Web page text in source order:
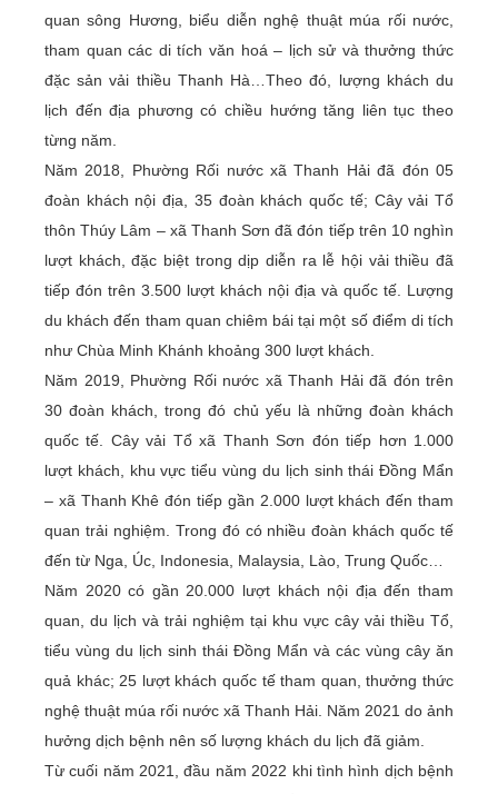
quan sông Hương, biểu diễn nghệ thuật múa rối nước,
tham quan các di tích văn hoá – lịch sử và thưởng thức
đặc sản vải thiều Thanh Hà…Theo đó, lượng khách du
lịch đến địa phương có chiều hướng tăng liên tục theo
từng năm.
Năm 2018, Phường Rối nước xã Thanh Hải đã đón 05
đoàn khách nội địa, 35 đoàn khách quốc tế; Cây vải Tổ
thôn Thúy Lâm – xã Thanh Sơn đã đón tiếp trên 10 nghìn
lượt khách, đặc biệt trong dịp diễn ra lễ hội vải thiều đã
tiếp đón trên 3.500 lượt khách nội địa và quốc tế. Lượng
du khách đến tham quan chiêm bái tại một số điểm di tích
như Chùa Minh Khánh khoảng 300 lượt khách.
Năm 2019, Phường Rối nước xã Thanh Hải đã đón trên
30 đoàn khách, trong đó chủ yếu là những đoàn khách
quốc tế. Cây vải Tổ xã Thanh Sơn đón tiếp hơn 1.000
lượt khách, khu vực tiểu vùng du lịch sinh thái Đồng Mẩn
– xã Thanh Khê đón tiếp gần 2.000 lượt khách đến tham
quan trải nghiệm. Trong đó có nhiều đoàn khách quốc tế
đến từ Nga, Úc, Indonesia, Malaysia, Lào, Trung Quốc…
Năm 2020 có gần 20.000 lượt khách nội địa đến tham
quan, du lịch và trải nghiệm tại khu vực cây vải thiều Tổ,
tiểu vùng du lịch sinh thái Đồng Mẩn và các vùng cây ăn
quả khác; 25 lượt khách quốc tế tham quan, thưởng thức
nghệ thuật múa rối nước xã Thanh Hải. Năm 2021 do ảnh
hưởng dịch bệnh nên số lượng khách du lịch đã giảm.
Từ cuối năm 2021, đầu năm 2022 khi tình hình dịch bệnh